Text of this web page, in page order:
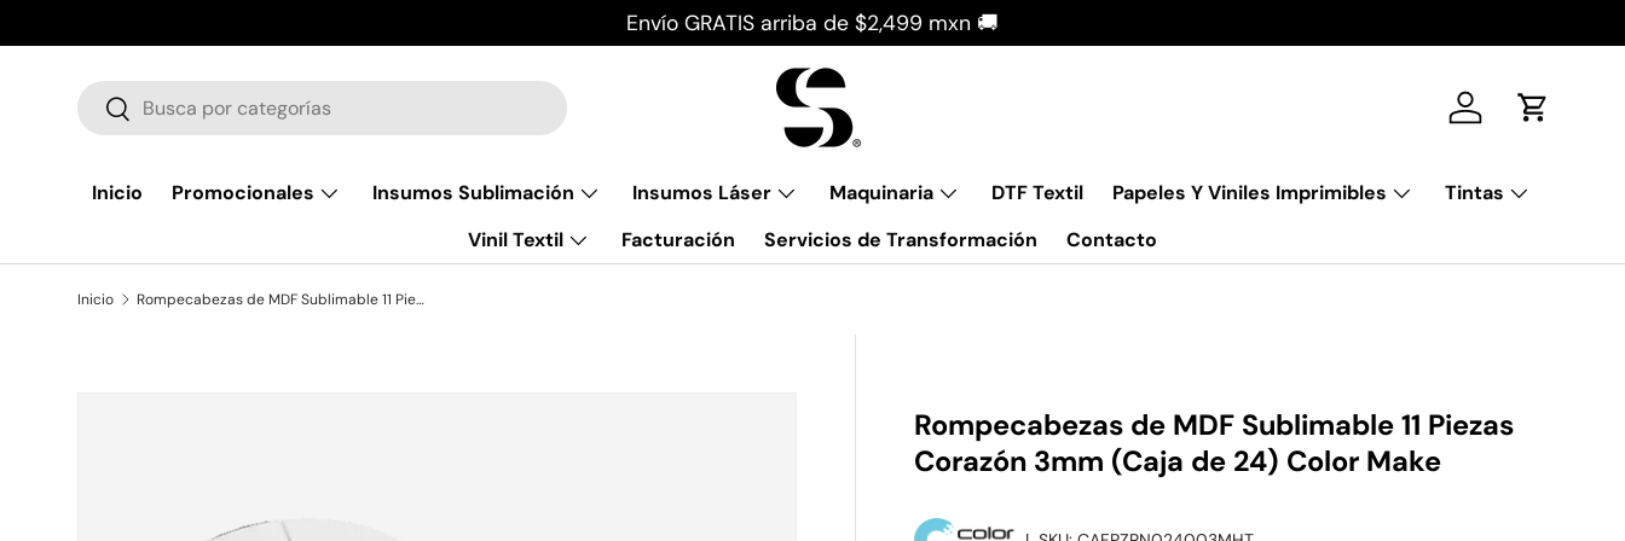
Ir al contenido
Envío GRATIS arriba de $2,499 mxn 🚚
Buscar
Buscar Iniciar sesión
Carrito
Inicio Promocionales Insumos Sublimación Insumos Láser Maquinaria DTF Textil Papeles Y Viniles Imprimibles
Tintas
Vinil Textil
Facturación Servicios de Transformación Contacto
Inicio Rompecabezas de MDF Sublimable 11 Piezas Corazón 3mm (Caja de 24) Color Make
Rompecabezas de MDF Sublimable 11 Piezas
Corazón 3mm (Caja de 24) Color Make